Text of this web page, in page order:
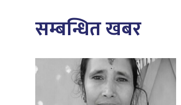
सम्बन्धित खबर